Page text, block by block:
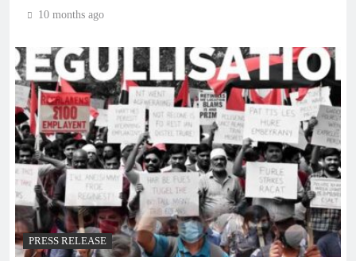
10 months ago
PRESS RELEASE